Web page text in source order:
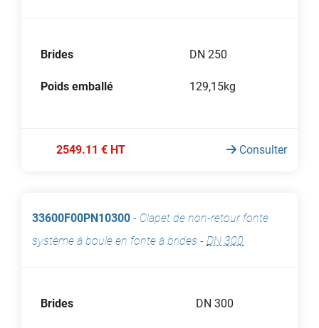
Brides DN 250
Poids emballé 129,15kg
2549.11 € HT Consulter
33600F00PN10300 - Clapet de non-retour fonte
système à boule en fonte à brides - DN 300
Brides DN 300